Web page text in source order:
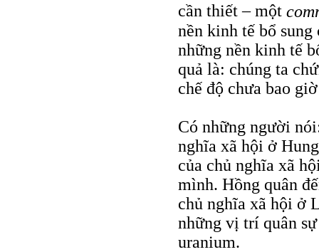
cần thiết – một
nền kinh tế bổ
những nền kinh tế
quả là: chúng ta
chế độ chưa bao
Có những người
nghĩa xã hội ở
của chủ nghĩa xã
mình. Hồng quân
chủ nghĩa xã hội ở
những vị trí quân
uranium.